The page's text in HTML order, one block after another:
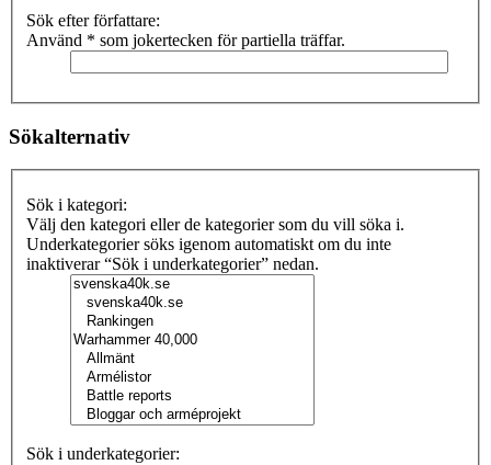
Sök efter författare:
Använd * som jokertecken för partiella träffar.
Sökalternativ
Sök i kategori:
Välj den kategori eller de kategorier som du vill söka i.
Underkategorier söks igenom automatiskt om du inte
inaktiverar “Sök i underkategorier” nedan.
Sök i underkategorier: